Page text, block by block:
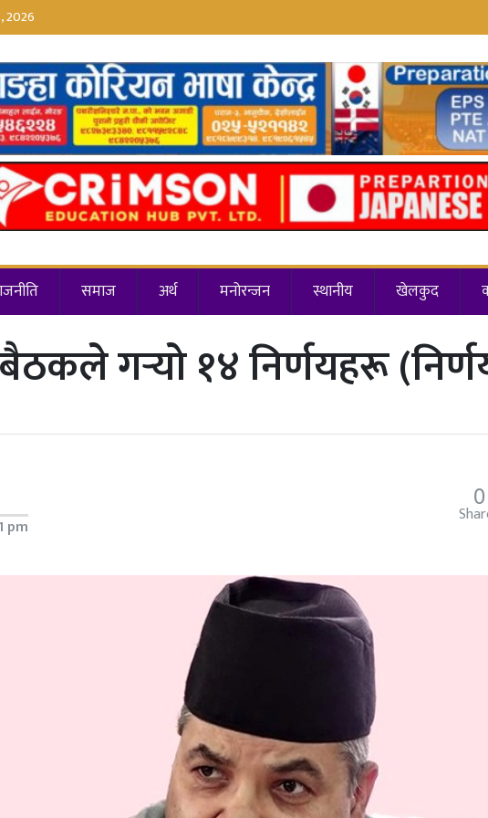
2026
समाज अर्थ मनोरन्जन स्थानीय खेलकुद
बैठकले गर्‍यो १४ निर्णयहरू
pm
0